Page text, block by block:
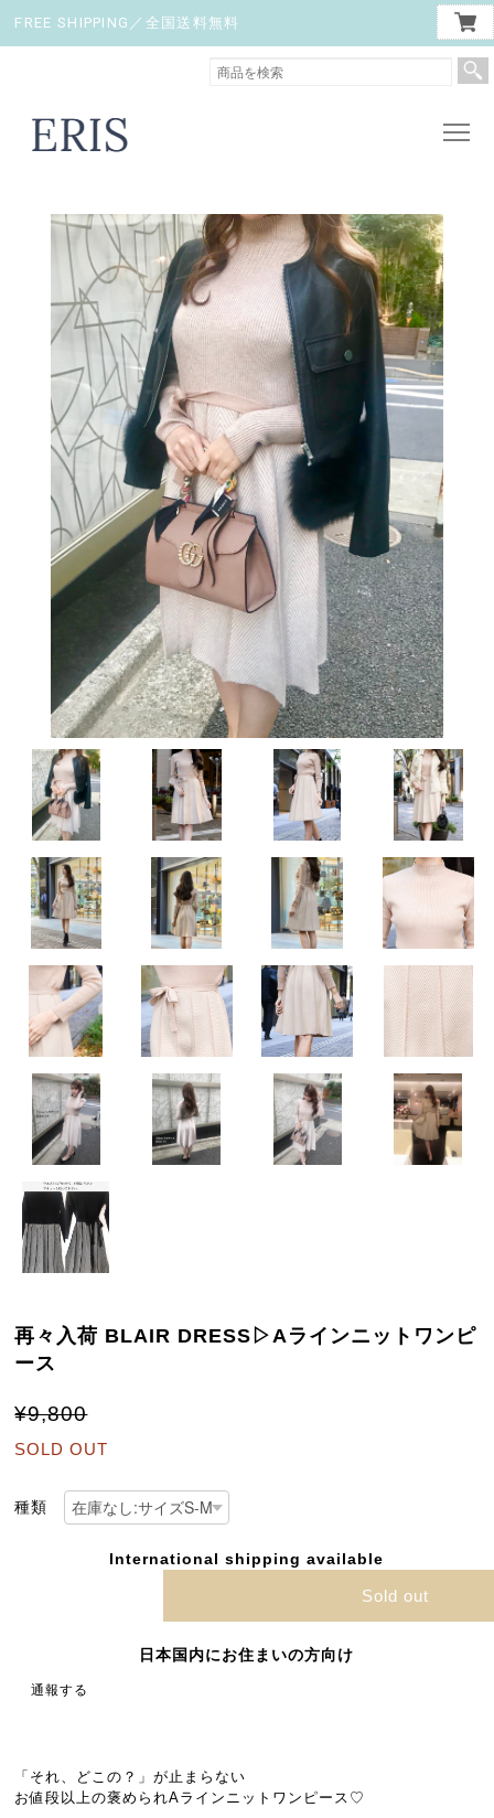
FREE SHIPPING／全国送料無料
再々入荷 BLAIR DRESS▷Aラインニットワンピ
ース
¥9,800
SOLD OUT
種類
International shipping available
Sold out
日本国内にお住まいの方向け
通報する
「それ、どこの？」が止まらない
お値段以上の褒められAラインニットワンピース♡